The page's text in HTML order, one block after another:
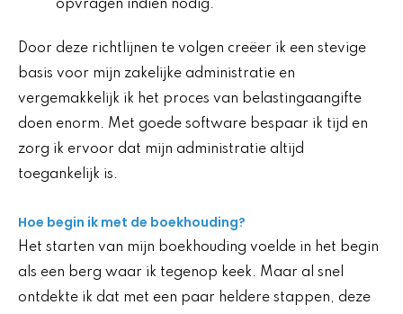
opvragen indien nodig.
Door deze richtlijnen te volgen creëer ik een stevige
basis voor mijn zakelijke administratie en
vergemakkelijk ik het proces van belastingaangifte
doen enorm. Met goede software bespaar ik tijd en
zorg ik ervoor dat mijn administratie altijd
toegankelijk is.
Hoe begin ik met de boekhouding?
Het starten van mijn boekhouding voelde in het begin
als een berg waar ik tegenop keek. Maar al snel
ontdekte ik dat met een paar heldere stappen, deze